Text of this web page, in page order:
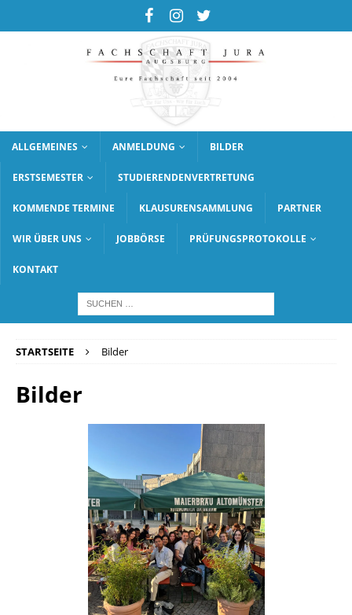
ALLGEMEINES ANMELDUNG BILDER
ERSTSEMESTER STUDIERENDENVERTRETUNG
KOMMENDE TERMINE KLAUSURENSAMMLUNG PARTNER
WIR ÜBER UNS JOBBÖRSE PRÜFUNGSPROTOKOLLE
KONTAKT
STARTSEITE Bilder
Bilder